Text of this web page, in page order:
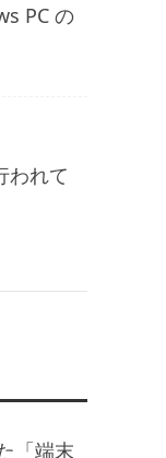
PC の
われて
「端末